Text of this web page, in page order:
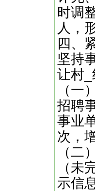
时调
人，
四、
坚持
让村
（一
招聘
事业
次，
（二
（未
示信